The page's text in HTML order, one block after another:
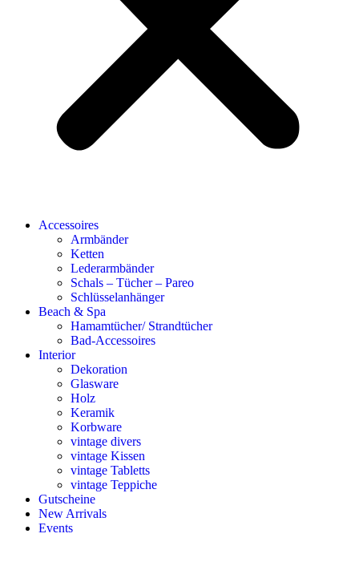
Accessoires
Armbänder
Ketten
Lederarmbänder
Schals – Tücher – Pareo
Schlüsselanhänger
Beach & Spa
Hamamtücher/ Strandtücher
Bad-Accessoires
Interior
Dekoration
Glasware
Holz
Keramik
Korbware
vintage divers
vintage Kissen
vintage Tabletts
vintage Teppiche
Gutscheine
New Arrivals
Events